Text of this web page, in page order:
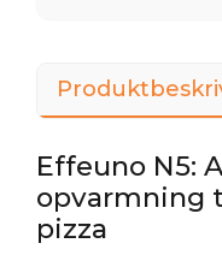
Effeuno N5:
opvarmning
pizza